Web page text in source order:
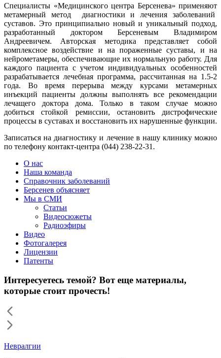
Специалисты «Медицинского центра Берсенева» применяют
метамерный метод диагностики и лечения заболеваний
суставов. Это принципиально новый и уникальный подход,
разработанный доктором Берсеневым Владимиром
Андреевичем. Авторская методика представляет собой
комплексное воздействие и на пораженные суставы, и на
нейрометамеры, обеспечивающие их нормальную работу. Для
каждого пациента с учетом индивидуальных особенностей
разрабатывается лечебная программа, рассчитанная на 1.5-2
года. Во время перерыва между курсами метамерных
инъекций пациенты должны выполнять все рекомендации
лечащего доктора дома. Только в таком случае можно
добиться стойкой ремиссии, остановить дистрофические
процессы в суставах и восстановить их нарушенные функции.
Записаться на диагностику и лечение в нашу клинику можно
по телефону контакт-центра (044) 238-22-31.
О нас
Наша команда
Справочник заболеваний
Берсенев объясняет
Мы в СМИ
Статьи
Видеосюжеты
Радиоэфиры
Видео
Фотогалерея
Лицензии
Патенты
Интересуетесь темой? Вот еще материалы,
которые стоит прочесть!
Невралгии